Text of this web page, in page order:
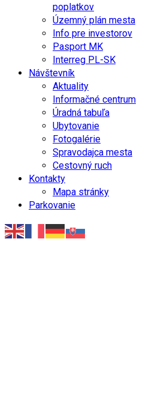
poplatkov
Územný plán mesta
Info pre investorov
Pasport MK
Interreg PL-SK
Návštevník
Aktuality
Informačné centrum
Úradná tabuľa
Ubytovanie
Fotogalérie
Spravodajca mesta
Cestovný ruch
Kontakty
Mapa stránky
Parkovanie